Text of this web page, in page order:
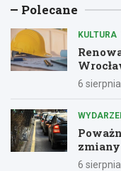
Polecane
KULTURA
6
6